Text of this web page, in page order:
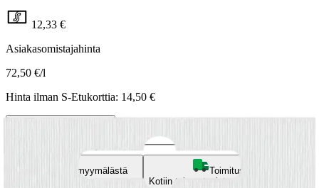
12,33 €
Asiakasomistajahinta
72,50 €/l
Hinta ilman S-Etukorttia: 14,50 €
Nouto myymälästä
Toimitus
Kotiin tai noutopisteeseen